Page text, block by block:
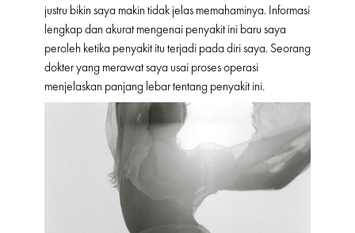
justru bikin saya makin tidak jelas memahaminya. Informasi
lengkap dan akurat mengenai penyakit ini baru saya
peroleh ketika penyakit itu terjadi pada diri saya. Seorang
dokter yang merawat saya usai proses operasi
menjelaskan panjang lebar tentang penyakit ini.